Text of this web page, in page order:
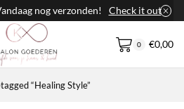
nog verzonden! Check it out
0 €0,00
“Healing Style”